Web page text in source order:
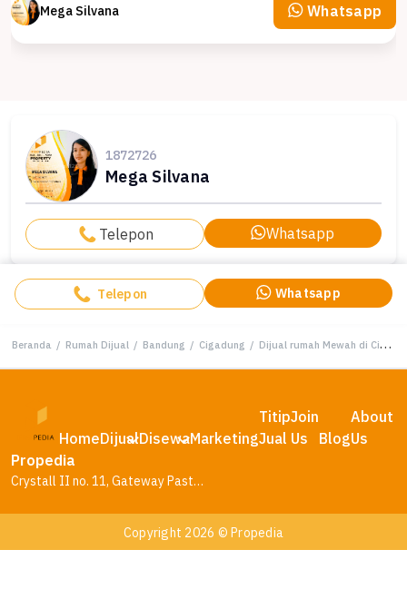
Mega Silvana Whatsapp
1872726
Mega Silvana
Telepon Whatsapp
Telepon Whatsapp
Beranda / Rumah Dijual / Bandung / Cigadung / Dijual rumah Mewah di Cigadung, Bandung - LT 295m²
HomeDijualDisewaMarketing
Titip
Jual
Join
Us
Blog
About
Us
Propedia
Crystall II no. 11, Gateway Pasteur Residence, Bandung – Jawa Barat
Copyright 2026 © Propedia